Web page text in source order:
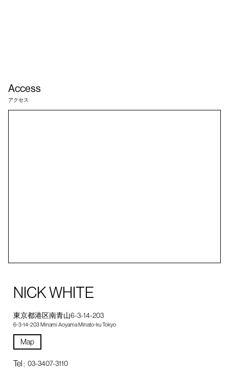
Access
アクセス
NICK WHITE
東京都港区南青山6-3-14-203
6-3-14-203 Minami Aoyama Minato-ku Tokyo
Map
Tel : 03-3407-3110